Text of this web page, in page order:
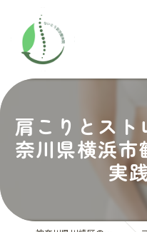
肩こりとス
奈川県横浜市
実